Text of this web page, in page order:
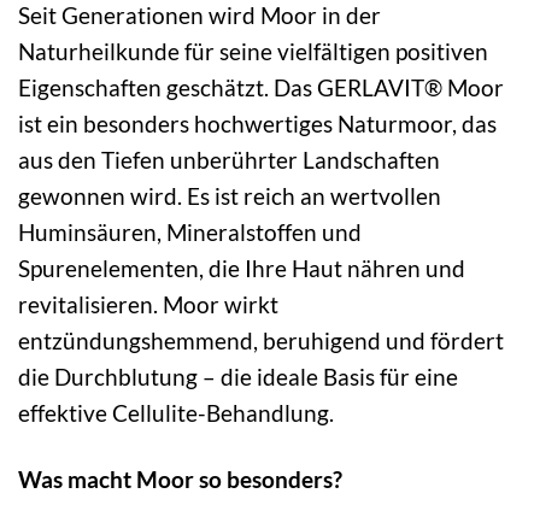
Seit Generationen wird Moor in der
Naturheilkunde für seine vielfältigen positiven
Eigenschaften geschätzt. Das GERLAVIT® Moor
ist ein besonders hochwertiges Naturmoor, das
aus den Tiefen unberührter Landschaften
gewonnen wird. Es ist reich an wertvollen
Huminsäuren, Mineralstoffen und
Spurenelementen, die Ihre Haut nähren und
revitalisieren. Moor wirkt
entzündungshemmend, beruhigend und fördert
die Durchblutung – die ideale Basis für eine
effektive Cellulite-Behandlung.
Was macht Moor so besonders?